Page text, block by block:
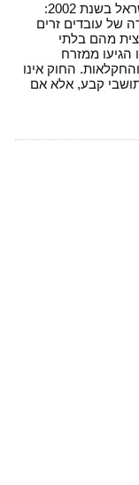
מתוך החלק בדו"ח המתייחס למהגרי עבודה בישראל בשנת 2002:
של עובדים זרים
בכ-300,000 - כמחצית מהם בלתי
הגיעו ממזרח
החוק אינו
קבע, אלא אם